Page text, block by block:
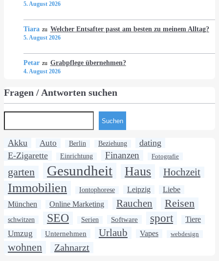
5. August 2026
Tiara zu Welcher Entsafter passt am besten zu meinem Alltag?
5. August 2026
Petar zu Grabpflege übernehmen?
4. August 2026
Fragen / Antworten suchen
Suchen
Akku Auto Berlin Beziehung
dating
E-Zigarette
Einrichtung Finanzen Fotografie
garten Gesundheit Haus Hochzeit
Immobilien Iontophorese Leipzig Liebe
München Online Marketing Rauchen Reisen
schwitzen SEO Serien Software sport Tiere
Umzug Unternehmen Urlaub Vapes webdesign
wohnen Zahnarzt